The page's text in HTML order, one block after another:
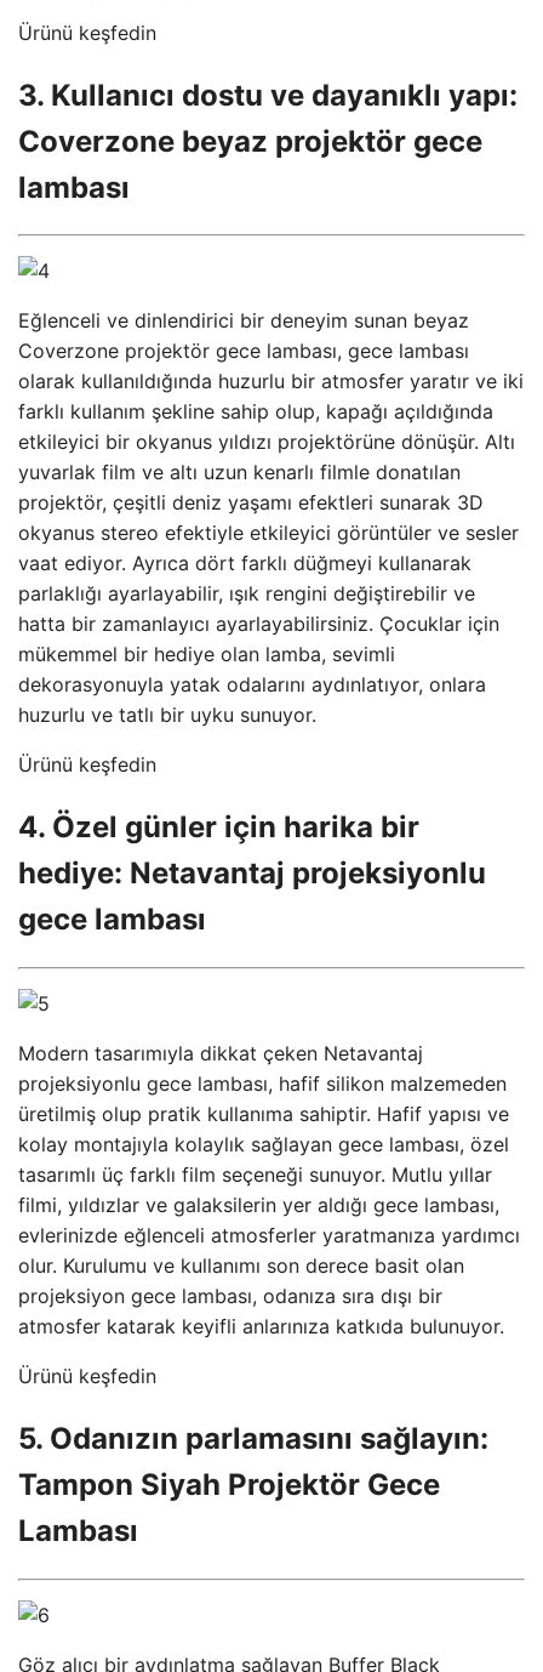
Ürünü keşfedin
3. Kullanıcı dostu ve dayanıklı yapı:
Coverzone beyaz projektör gece
lambası
Eğlenceli ve dinlendirici bir deneyim sunan beyaz
Coverzone projektör gece lambası, gece lambası
olarak kullanıldığında huzurlu bir atmosfer yaratır ve iki
farklı kullanım şekline sahip olup, kapağı açıldığında
etkileyici bir okyanus yıldızı projektörüne dönüşür. Altı
yuvarlak film ve altı uzun kenarlı filmle donatılan
projektör, çeşitli deniz yaşamı efektleri sunarak 3D
okyanus stereo efektiyle etkileyici görüntüler ve sesler
vaat ediyor. Ayrıca dört farklı düğmeyi kullanarak
parlaklığı ayarlayabilir, ışık rengini değiştirebilir ve
hatta bir zamanlayıcı ayarlayabilirsiniz. Çocuklar için
mükemmel bir hediye olan lamba, sevimli
dekorasyonuyla yatak odalarını aydınlatıyor, onlara
huzurlu ve tatlı bir uyku sunuyor.
Ürünü keşfedin
4. Özel günler için harika bir
hediye: Netavantaj projeksiyonlu
gece lambası
Modern tasarımıyla dikkat çeken Netavantaj
projeksiyonlu gece lambası, hafif silikon malzemeden
üretilmiş olup pratik kullanıma sahiptir. Hafif yapısı ve
kolay montajıyla kolaylık sağlayan gece lambası, özel
tasarımlı üç farklı film seçeneği sunuyor. Mutlu yıllar
filmi, yıldızlar ve galaksilerin yer aldığı gece lambası,
evlerinizde eğlenceli atmosferler yaratmanıza yardımcı
olur. Kurulumu ve kullanımı son derece basit olan
projeksiyon gece lambası, odanıza sıra dışı bir
atmosfer katarak keyifli anlarınıza katkıda bulunuyor.
Ürünü keşfedin
5. Odanızın parlamasını sağlayın:
Tampon Siyah Projektör Gece
Lambası
Göz alıcı bir aydınlatma sağlayan Buffer Black